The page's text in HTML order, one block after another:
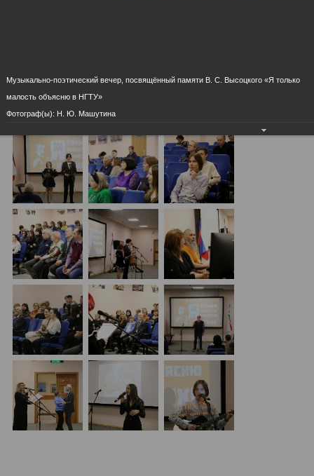
Музыкально-поэтический вечер, посвящённый памяти В. С. Высоцкого «Я только
малость объясню в НГТУ»
Фотограф(ы): Н. Ю. Машутина